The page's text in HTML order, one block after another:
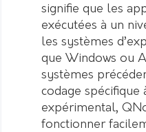
signifie que les
exécutées à un
les systèmes
que Windows ou
systèmes
codage spécifique
expérimental,
fonctionner